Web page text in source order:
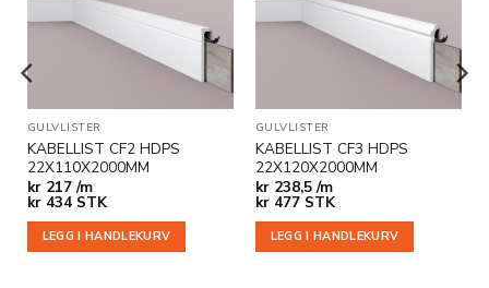
GULVLISTER
KABELLIST CF2 HDPS
22X110X2000MM
kr217 /m
kr434 STK
LEGG I HANDLEKURV
ønskeliste
GULVLISTER
KABELLIST CF3 HDPS
22X120X2000MM
kr238,5 /m
kr477 STK
LEGG I HANDLEKURV